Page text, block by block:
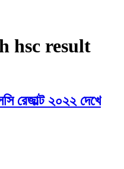
hsc result
রেজাল্ট ২০২২ দেখে